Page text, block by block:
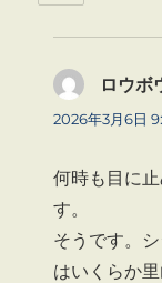
ロウボ
2026年3月6日
何時も目に
す。
そうです。
はいくらか